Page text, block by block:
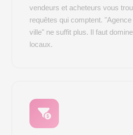
vendeurs et acheteurs vous
requêtes qui comptent.
ville" ne suffit plus. Il faut
locaux.